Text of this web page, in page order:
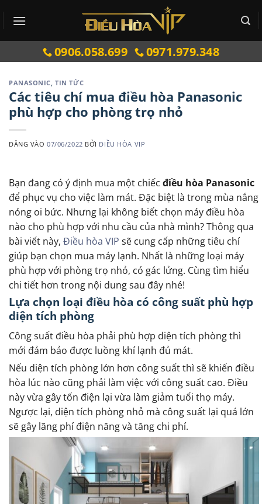
qua
0906.058.699 0971.979.348
PANASONIC,TIN TỨC
Các tiêu chí mua điều hòa Panasonic
phù hợp cho phòng trọ nhỏ
ĐĂNG VÀO07/06/2022 BỞIĐIỀU HÒA VIP
Bạn đang có ý định mua một chiếc điều hòa Panasonic
để phục vụ cho việc làm mát. Đặc biệt là trong mùa nắng
nóng oi bức. Nhưng lại không biết chọn máy điều hòa
nào cho phù hợp với nhu cầu của nhà mình? Thông qua
bài viết này, Điều hòa VIP sẽ cung cấp những tiêu chí
giúp bạn chọn mua máy lạnh. Nhất là những loại máy
phù hợp với phòng trọ nhỏ, có gác lửng. Cùng tìm hiểu
chi tiết hơn trong nội dung sau đây nhé!
Lựa chọn loại điều hòa có công suất phù hợp
diện tích phòng
Công suất điều hòa phải phù hợp diện tích phòng thì
mới đảm bảo được luồng khí lạnh đủ mát.
Nếu diện tích phòng lớn hơn công suất thì sẽ khiến điều
hòa lúc nào cũng phải làm việc với công suất cao. Điều
này vừa gây tốn điện lại vừa làm giảm tuổi thọ máy.
Ngược lại, diện tích phòng nhỏ mà công suất lại quá lớn
sẽ gây lãng phí điện năng và tăng chi phí.